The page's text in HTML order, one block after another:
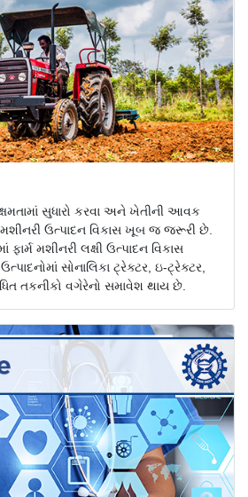
સુધારો કરવા અને ખેતીની આવક
મશીનરી ઉત્પાદન વિકાસ ખૂબ જ જરૂરી છે.
મશીનરી લક્ષી ઉત્પાદન વિકાસ
સોનાલિકા ટ્રેક્ટર, ઇ-ટ્રેક્ટર,
તકનીકો વગેરેનો સમાવેશ થાય છે.